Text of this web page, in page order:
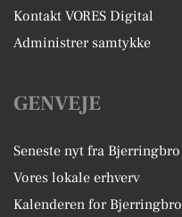
Kontakt VORES Digital
Administrer samtykke
GENVEJE
Seneste nyt fra Bjerringbro
Vores lokale erhverv
Kalenderen for Bjerringbro